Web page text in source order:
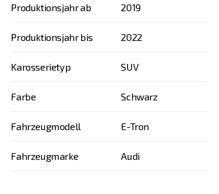
Produktionsjahr ab 2019
Produktionsjahr bis 2022
Karosserietyp SUV
Farbe Schwarz
Fahrzeugmodell E-Tron
Fahrzeugmarke Audi